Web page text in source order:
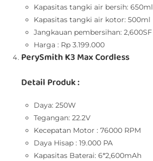
Kapasitas tangki air bersih: 650ml
Kapasitas tangki air kotor: 500ml
Jangkauan pembersihan: 2,600SF
Harga : Rp 3.199.000
PerySmith K3 Max Cordless
Detail Produk :
Daya: 250W
Tegangan: 22.2V
Kecepatan Motor : 76000 RPM
Daya Hisap : 19.000 PA
Kapasitas Baterai: 6*2,600mAh